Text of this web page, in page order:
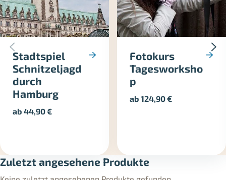
Stadtspiel
Schnitzeljagd
durch
Hamburg
ab44,90€
Fotokurs
Tagesworksho
p
ab124,90€
Zuletzt angesehene Produkte